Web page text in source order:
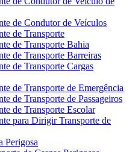
de Condutor de Veículos
de Transporte
de Transporte Bahia
de Transporte Barreiras
de Transporte Cargas
de Transporte de Emergência
de Transporte de Passageiros
de Transporte Escolar
para Dirigir Transporte de
Perigosa